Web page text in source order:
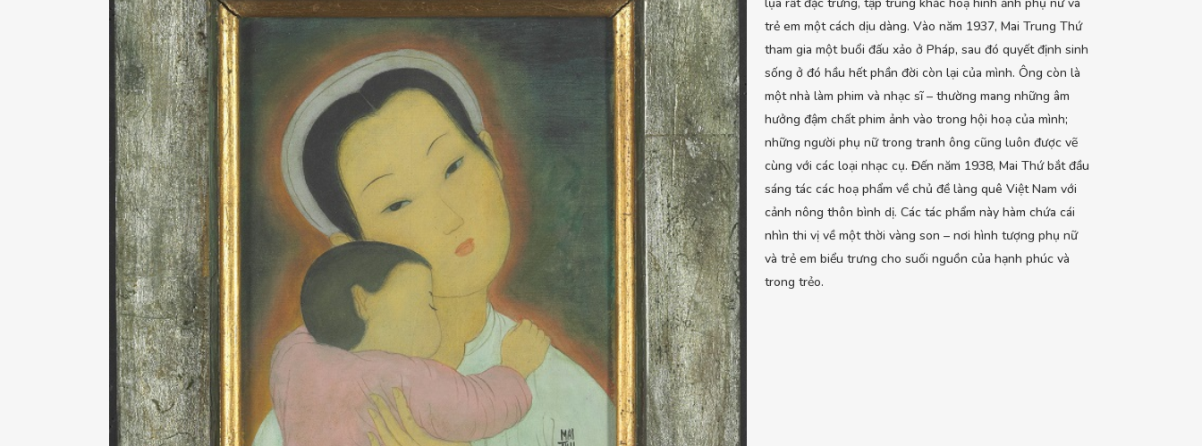
trẻ em một cách dịu dàng. Vào năm 1937, Mai Trung Thứ
tham gia một buổi đấu xảo ở Pháp, sau đó quyết định sinh
sống ở đó hầu hết phần đời còn lại của mình. Ông còn là
một nhà làm phim và nhạc sĩ – thường mang những âm
hưởng đậm chất phim ảnh vào trong hội hoạ của mình;
những người phụ nữ trong tranh ông cũng luôn được vẽ
cùng với các loại nhạc cụ. Đến năm 1938, Mai Thứ bắt đầu
sáng tác các hoạ phẩm về chủ đề làng quê Việt Nam với
cảnh nông thôn bình dị. Các tác phẩm này hàm chứa cái
nhìn thi vị về một thời vàng son – nơi hình tượng phụ nữ
và trẻ em biểu trưng cho suối nguồn của hạnh phúc và
trong trẻo.